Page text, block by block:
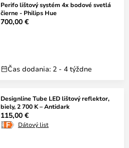
Perifo lištový systém 4x bodové svetlá
čierne - Philips Hue
700,00 €
Čas dodania: 2 - 4 týždne
Designline Tube LED lištový reflektor,
biely, 2 700 K – Antidark
115,00 €
Dátový list